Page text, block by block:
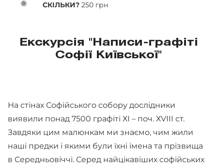
СКІЛЬКИ? 250 грн
Екскурсія "Написи-графіті
Софії Київської"
На стінах Софійського собору дослідники
виявили понад 7500 графіті ХІ – поч. ХVIII ст.
Завдяки цим малюнкам ми знаємо, чим жили
наші предки і якими були їхні імена та прізвища
в Середньовіччі. Серед найцікавіших софійських